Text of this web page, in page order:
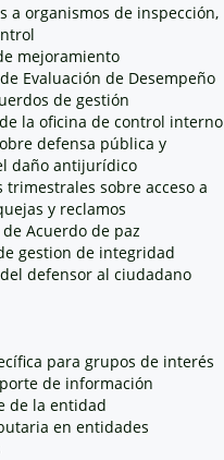
a organismos de inspección,
mejoramiento
Evaluación de Desempeño
de gestión
la oficina de control interno
defensa pública y
daño antijurídico
trimestrales sobre acceso a
y reclamos
Acuerdo de paz
gestion de integridad
defensor al ciudadano
para grupos de interés
de información
de la entidad
en entidades